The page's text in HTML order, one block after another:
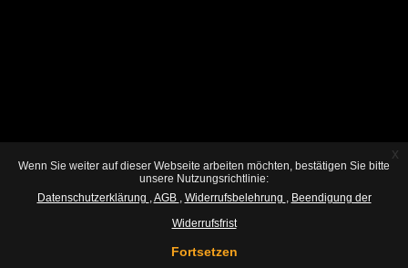
Wenn Sie weiter auf dieser Webseite arbeiten möchten, bestätigen Sie bitte
unsere Nutzungsrichtlinie:
Datenschutzerklärung
AGB Widerrufsbelehrung
Beendigung der
Widerrufsfrist
Fortsetzen
x